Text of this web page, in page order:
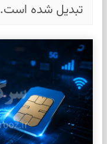
تبدیل شده است.